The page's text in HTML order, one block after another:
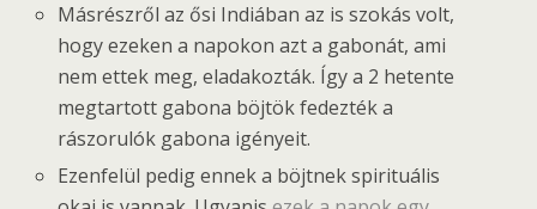
Másrészről az ősi Indiában az is szokás volt,
hogy ezeken a napokon azt a gabonát, ami
nem ettek meg, eladakozták. Így a 2 hetente
megtartott gabona böjtök fedezték a
rászorulók gabona igényeit.
Ezenfelül pedig ennek a böjtnek spirituális